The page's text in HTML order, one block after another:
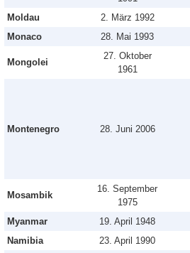
Moldau
2. März 1992
Monaco 28. Mai 1993
Mongolei
27. Oktober
1961
Montenegro 28. Juni 2006
Mosambik
16. September
1975
Myanmar 19. April 1948
Namibia 23. April 1990